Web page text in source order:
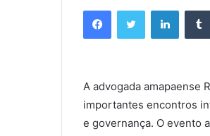
FacebookTwitter
A advogada amapaense
importantes encontros
e governança. O evento